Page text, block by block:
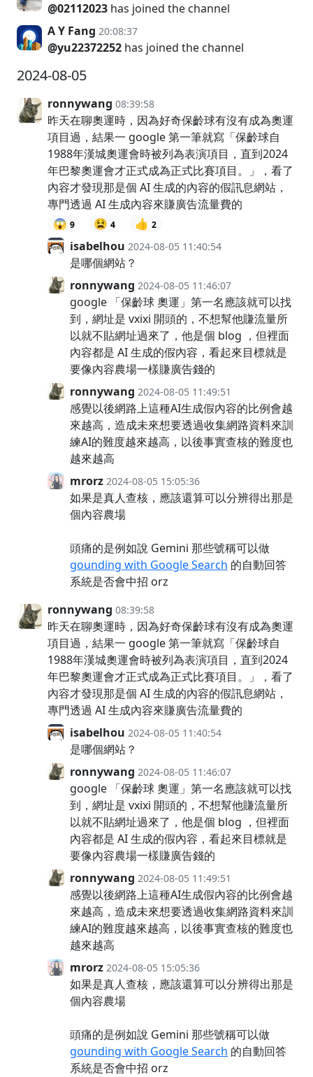
@02112023 has joined the channel
A Y Fang 20:08:37
@yu22372252 has joined the channel
2024-08-05
ronnywang 08:39:58
昨天在聊奧運時，因為好奇保齡球有沒有成為奧運
項目過，結果一 google 第一筆就寫「保齡球自
1988年漢城奧運會時被列為表演項目，直到2024
年巴黎奧運會才正式成為正式比賽項目。」，看了
內容才發現那是個 AI 生成的內容的假訊息網站，
專門透過 AI 生成內容來賺廣告流量費的
😱 9 😫 4 👍 2
isabelhou 2024-08-05 11:40:54
是哪個網站？
ronnywang 2024-08-05 11:46:07
google 「保齡球 奧運」第一名應該就可以找
到，網址是 vxixi 開頭的，不想幫他賺流量所
以就不貼網址過來了，他是個 blog ，但裡面
內容都是 AI 生成的假內容，看起來目標就是
要像內容農場一樣賺廣告錢的
ronnywang 2024-08-05 11:49:51
感覺以後網路上這種AI生成假內容的比例會越
來越高，造成未來想要透過收集網路資料來訓
練AI的難度越來越高，以後事實查核的難度也
越來越高
mrorz 2024-08-05 15:05:36
如果是真人查核，應該還算可以分辨得出那是
個內容農場
頭痛的是例如說 Gemini 那些號稱可以做
gounding with Google Search 的自動回答
系統是否會中招 orz
ronnywang 08:39:58
昨天在聊奧運時，因為好奇保齡球有沒有成為奧運
項目過，結果一 google 第一筆就寫「保齡球自
1988年漢城奧運會時被列為表演項目，直到2024
年巴黎奧運會才正式成為正式比賽項目。」，看了
內容才發現那是個 AI 生成的內容的假訊息網站，
專門透過 AI 生成內容來賺廣告流量費的
isabelhou 2024-08-05 11:40:54
是哪個網站？
ronnywang 2024-08-05 11:46:07
google 「保齡球 奧運」第一名應該就可以找
到，網址是 vxixi 開頭的，不想幫他賺流量所
以就不貼網址過來了，他是個 blog ，但裡面
內容都是 AI 生成的假內容，看起來目標就是
要像內容農場一樣賺廣告錢的
ronnywang 2024-08-05 11:49:51
感覺以後網路上這種AI生成假內容的比例會越
來越高，造成未來想要透過收集網路資料來訓
練AI的難度越來越高，以後事實查核的難度也
越來越高
mrorz 2024-08-05 15:05:36
如果是真人查核，應該還算可以分辨得出那是
個內容農場
頭痛的是例如說 Gemini 那些號稱可以做
gounding with Google Search 的自動回答
系統是否會中招 orz